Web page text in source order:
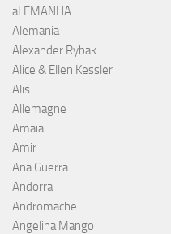
aLEMANHA
Alemania
Alexander Rybak
Alice & Ellen Kessler
Alis
Allemagne
Amaia
Amir
Ana Guerra
Andorra
Andromache
Angelina Mango